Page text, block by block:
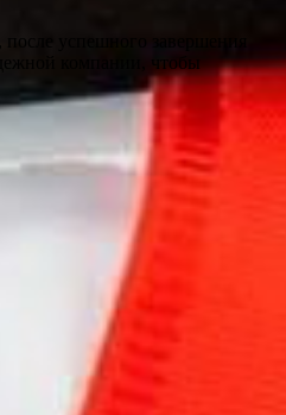
успешного завершения
компании, чтобы